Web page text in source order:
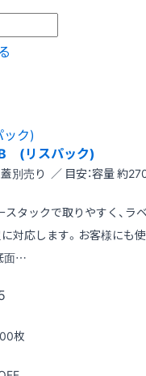
(リスパック)
別売り ／ 目安：容量 約
タックで取りやすく、ラ
対応します。お客様にも
面…
枚